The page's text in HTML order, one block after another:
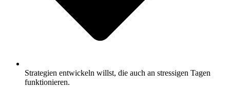
Strategien entwickeln willst, die auch an stressigen Tagen
funktionieren.